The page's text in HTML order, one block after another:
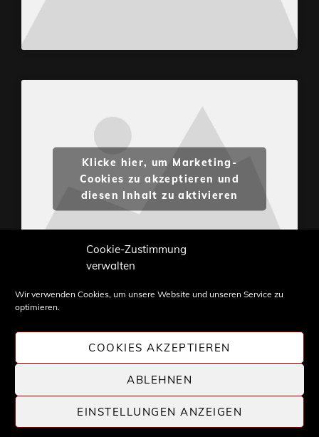
Cookie-Zustimmung
verwalten
Wir verwenden Cookies, um unsere Website und unseren Service zu
optimieren.
COOKIES AKZEPTIEREN
ABLEHNEN
EINSTELLUNGEN ANZEIGEN
Klicke hier, um Marketing-
Cookies zu akzeptieren und
diesen Inhalt zu aktivieren
Weiterverwendung nur mit Zustimmung von
STONE PROG.
COPYRIGHT © 2026 | STONE PROG| DIE WELT DES